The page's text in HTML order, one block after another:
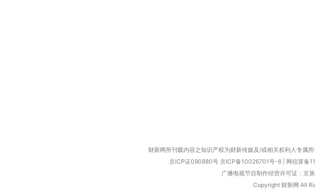
财新网所刊载内容之知识产权为财新传媒及/或相关权利人专属
京ICP证090880号 京ICP备10026701号-8 网信算备
广播电视节目制作经营许可证：京
Copyright 财新网 All